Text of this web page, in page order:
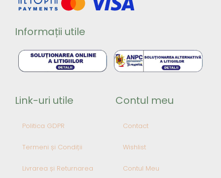
Informații utile
Link-uri utile
Politica GDPR
Termeni și Condiții
Livrarea și Returnarea
Contul meu
Contact
Wishlist
Contul Meu